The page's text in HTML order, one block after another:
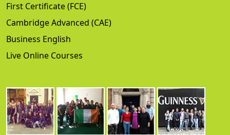
First Certificate (FCE)
Cambridge Advanced (CAE)
Business English
Live Online Courses